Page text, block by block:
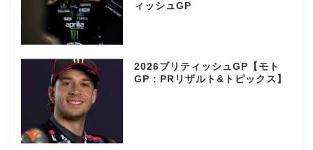
ィッシュGP
2026ブリティッシュGP【モト
GP：PRリザルト&トピックス】